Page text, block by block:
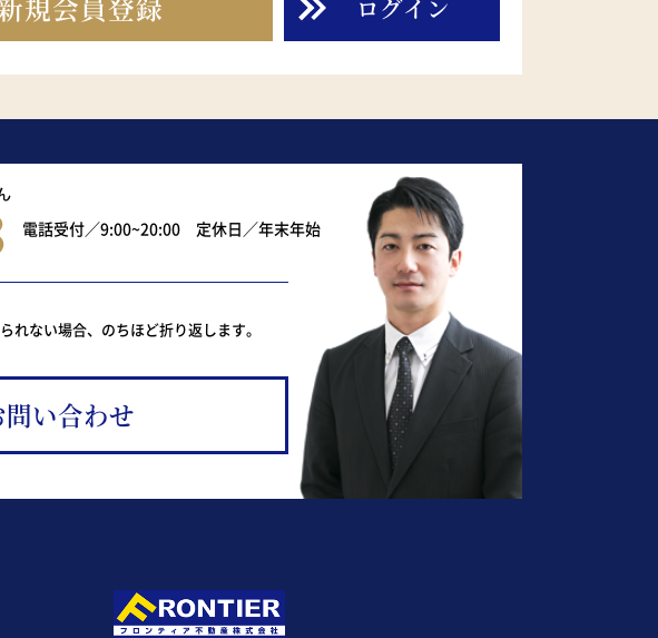
規会員登録 ログイン
電話受付／9:00~20:00 定休日／年末年始
れない場合、のちほど折り返します。
問い合わせ